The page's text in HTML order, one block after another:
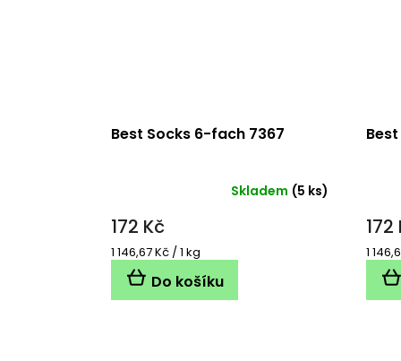
Best Socks 6-fach 7367
Skladem (5 ks)
172 Kč
Měrná
cena:
1 146,67 Kč / 1 kg
Do košíku
172
cena:
1